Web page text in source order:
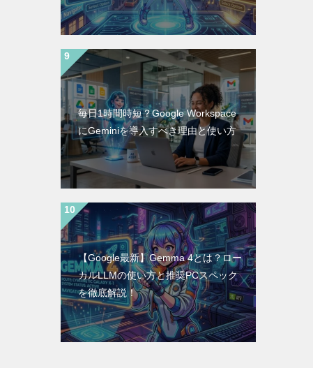
毎日1時間時短？Google Workspace
にGeminiを導入すべき理由と使い方
【Google最新】Gemma 4とは？ロー
カルLLMの使い方と推奨PCスペック
を徹底解説！